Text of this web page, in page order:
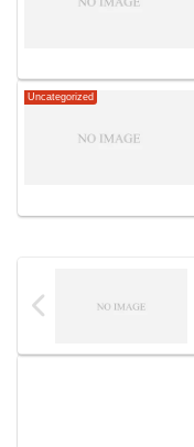
Uncategorized